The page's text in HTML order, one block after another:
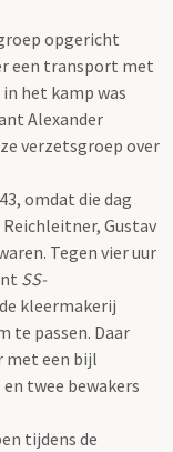
opgericht
een transport met
het kamp was
Alexander
verzetsgroep over
omdat die dag
Reichleitner, Gustav
Tegen vier uur
SS-
kleermakerij
te passen. Daar
met een bijl
en twee bewakers
tijdens de